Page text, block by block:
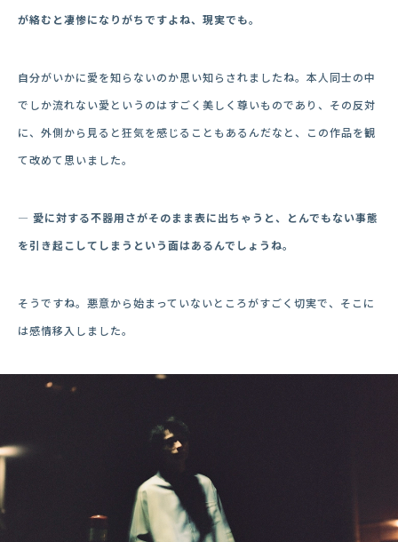
が絡むと凄惨になりがちですよね、現実でも。
自分がいかに愛を知らないのか思い知らされましたね。本人同士の中
でしか流れない愛というのはすごく美しく尊いものであり、その反対
に、外側から見ると狂気を感じることもあるんだなと、この作品を観
て改めて思いました。
― 愛に対する不器用さがそのまま表に出ちゃうと、とんでもない事態
を引き起こしてしまうという面はあるんでしょうね。
そうですね。悪意から始まっていないところがすごく切実で、そこに
は感情移入しました。